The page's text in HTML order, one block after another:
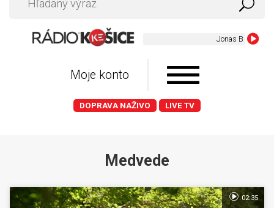
Jonas Brothers ft
Moje konto
DOPRAVA NAŽIVO LIVE TV
Medvede
02:35